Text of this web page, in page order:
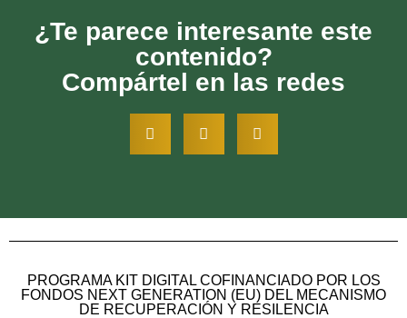
¿Te parece interesante este
contenido?
Compártel en las redes
PROGRAMA KIT DIGITAL COFINANCIADO POR LOS
FONDOS NEXT GENERATION (EU) DEL MECANISMO
DE RECUPERACIÓN Y RESILENCIA